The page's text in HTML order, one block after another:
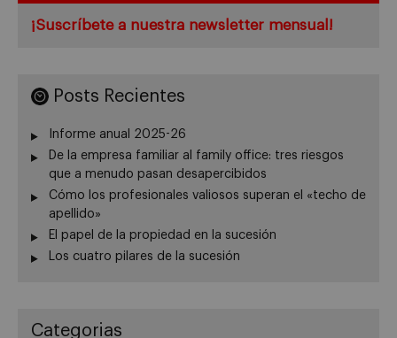
¡Suscríbete a nuestra newsletter mensual!
Posts Recientes
Informe anual 2025-26
De la empresa familiar al family office: tres riesgos
que a menudo pasan desapercibidos
Cómo los profesionales valiosos superan el «techo de
apellido»
El papel de la propiedad en la sucesión
Los cuatro pilares de la sucesión
Categorias